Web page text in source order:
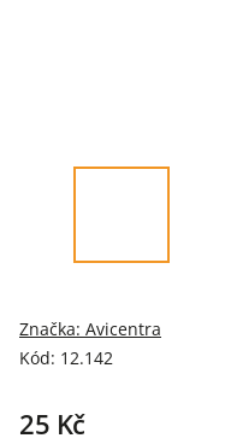
Kód: 12.142
Značka: Avicentra
25 Kč